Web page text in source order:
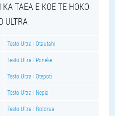
TAEA E KOE TE HOKO
ULTRA
Testo Ultra i Otautahi
Testo Ultra i Poneke
Testo Ultra i Otepoti
Testo Ultra i Nepia
Testo Ultra i Rotorua